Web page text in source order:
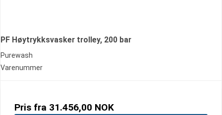
PF Høytrykksvasker trolley, 200 bar
Purewash
Varenummer
Pris fra 31.456,00 NOK